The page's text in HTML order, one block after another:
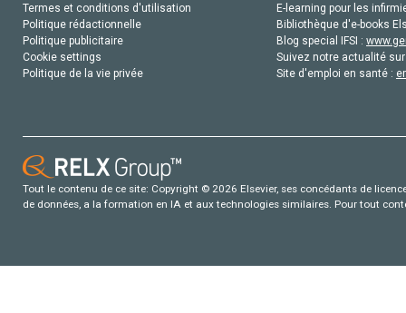
Termes et conditions d'utilisation
Politique rédactionnelle
Politique publicitaire
Cookie settings
Politique de la vie privée
E-learning pour les
Bibliothèque d'e-books
Blog special IFSI :
Suivez notre actualité
Site d'emploi en santé :
Tout le contenu de ce site: Copyright © 2026 Elsevier, ses concédants de
de données, a la formation en IA et aux technologies similaires. Pour tout